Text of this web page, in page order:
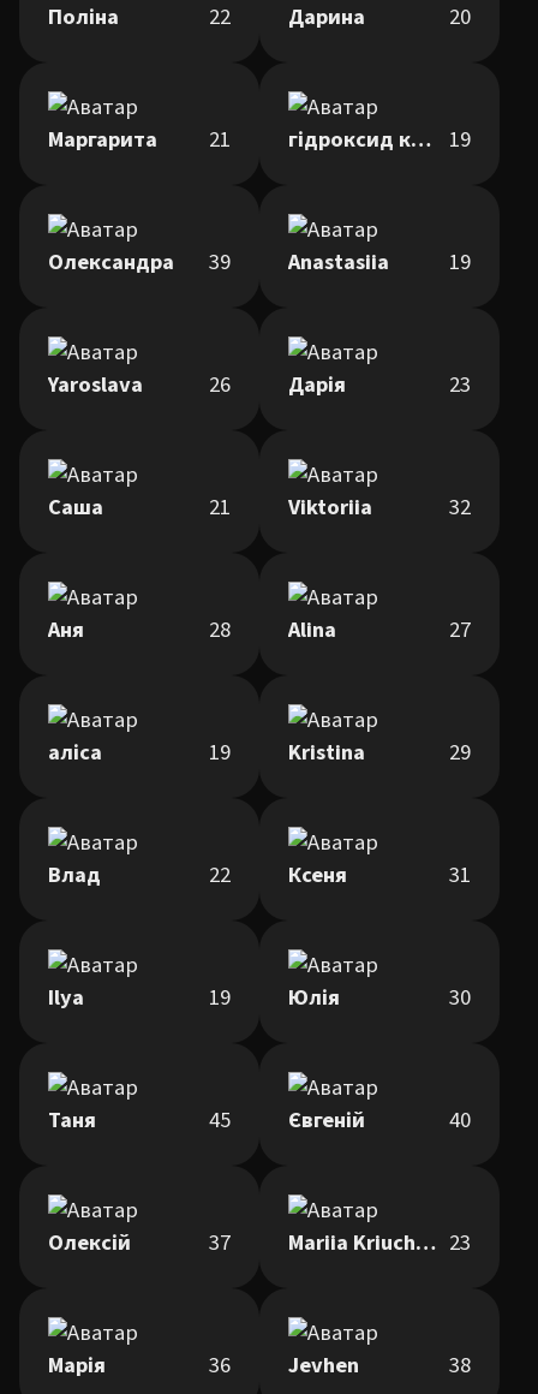
Поліна 22 Дарина 20
Маргарита 21 гідроксид кальцію 19
Олександра 39 Anastasiia 19
Yaroslava 26 Дарія 23
Саша 21 Viktoriia 32
Аня 28 Alina 27
аліса 19 Kristina 29
Влад 22 Ксеня 31
Ilya 19 Юлія 30
Таня 45 Євгеній 40
Олексій 37 Mariia Kriuchkova 23
Марія 36 Jevhen 38